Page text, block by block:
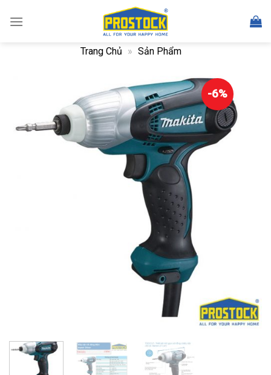
Trang Chủ » Sản Phẩm
-6%